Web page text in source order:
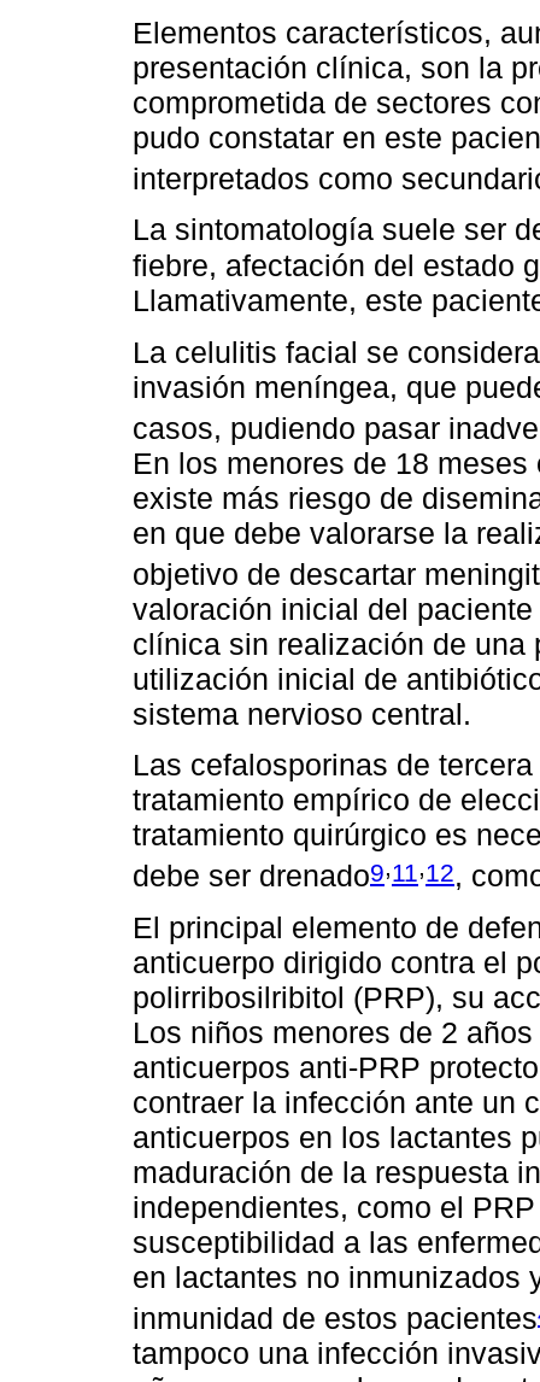
Elementos característicos,
presentación clínica, son la
comprometida de sectores
pudo constatar en este
interpretados como
La sintomatología suele ser
fiebre, afectación del estado
Llamativamente, este
La celulitis facial se
invasión meníngea, que
casos, pudiendo pasar
En los menores de 18
existe más riesgo de
en que debe valorarse la
objetivo de descartar
valoración inicial del
clínica sin realización de una
utilización inicial de
sistema nervioso central.
Las cefalosporinas de
tratamiento empírico de
tratamiento quirúrgico es
debe ser drenado9,11 ,12,
El principal elemento de
anticuerpo dirigido contra el
polirribosilribitol (PRP), su
Los niños menores de 2
anticuerpos anti-PRP
contraer la infección ante un
anticuerpos en los lactantes
maduración de la respuesta
independientes, como el
susceptibilidad a las
en lactantes no inmunizados
inmunidad de estos pacientes
tampoco una infección